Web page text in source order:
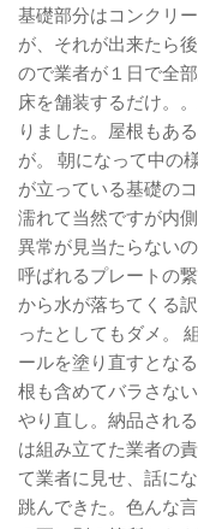
基礎部分はコンクリ
が、それが出来たら
ので業者が１日で全
床を舗装するだけ。
りました。屋根もあ
が。 朝になって中の
が立っている基礎の
濡れて当然ですが内
異常が見当たらない
呼ばれるプレートの
から水が落ちてくる
ったとしてもダメ。
ールを塗り直すとな
根も含めてバラさな
やり直し。納品され
は組み立てた業者の
て業者に見せ、話に
跳んできた。色んな